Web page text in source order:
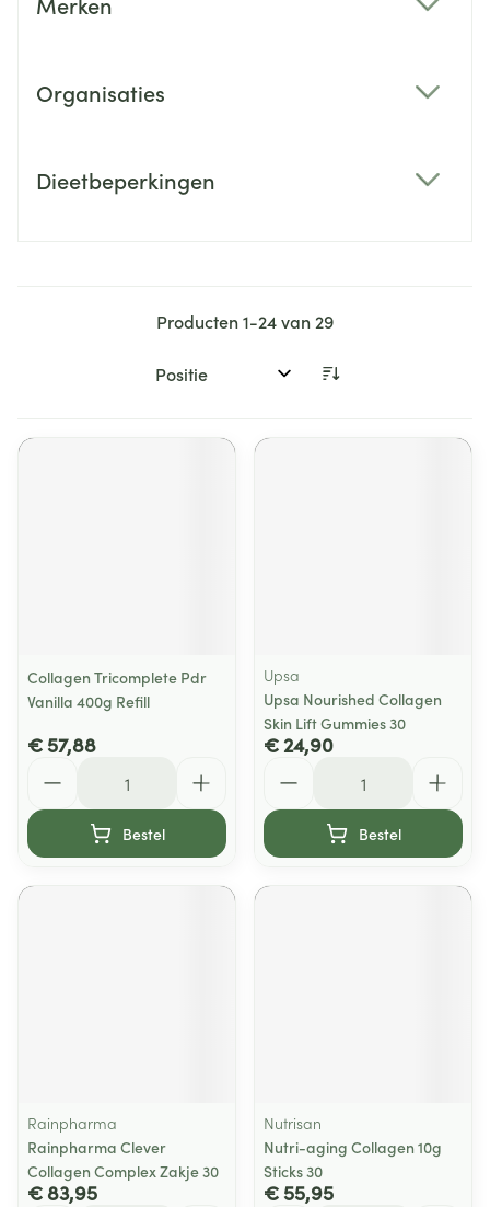
Organisaties
Dieetbeperkingen
Producten1-24van 29
Sorteer op:
Collagen Tricomplete Pdr
Vanilla 400g Refill
€ 57,88
Bestel
Upsa
Upsa Nourished Collagen
Skin Lift Gummies 30
€ 24,90
Bestel
Rainpharma
Rainpharma Clever
Collagen Complex Zakje 30
€ 83,95
Nutrisan
Nutri-aging Collagen 10g
Sticks 30
€ 55,95